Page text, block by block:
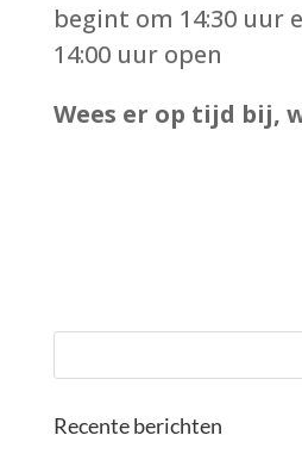
begint om 14:30 uur
14:00 uur open
Wees er op tijd bij,
Recente berichten